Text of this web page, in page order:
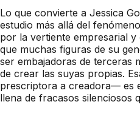
Lo que convierte a Jessica
estudio más allá del
por la vertiente empresarial
que muchas figuras de su
ser embajadoras de terceras
de crear las suyas propias.
prescriptora a creadora— es
llena de fracasos silenciosos